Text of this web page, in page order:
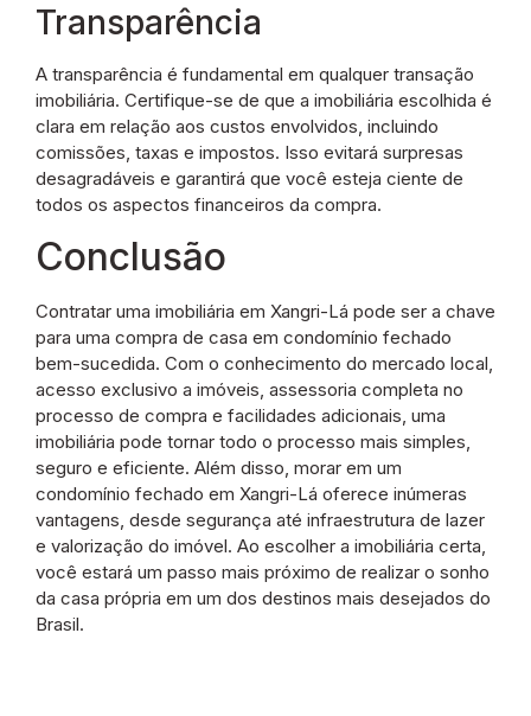
Transparência
A transparência é fundamental em qualquer transação
imobiliária. Certifique-se de que a imobiliária escolhida é
clara em relação aos custos envolvidos, incluindo
comissões, taxas e impostos. Isso evitará surpresas
desagradáveis e garantirá que você esteja ciente de
todos os aspectos financeiros da compra.
Conclusão
Contratar uma imobiliária em Xangri-Lá pode ser a chave
para uma compra de casa em condomínio fechado
bem-sucedida. Com o conhecimento do mercado local,
acesso exclusivo a imóveis, assessoria completa no
processo de compra e facilidades adicionais, uma
imobiliária pode tornar todo o processo mais simples,
seguro e eficiente. Além disso, morar em um
condomínio fechado em Xangri-Lá oferece inúmeras
vantagens, desde segurança até infraestrutura de lazer
e valorização do imóvel. Ao escolher a imobiliária certa,
você estará um passo mais próximo de realizar o sonho
da casa própria em um dos destinos mais desejados do
Brasil.